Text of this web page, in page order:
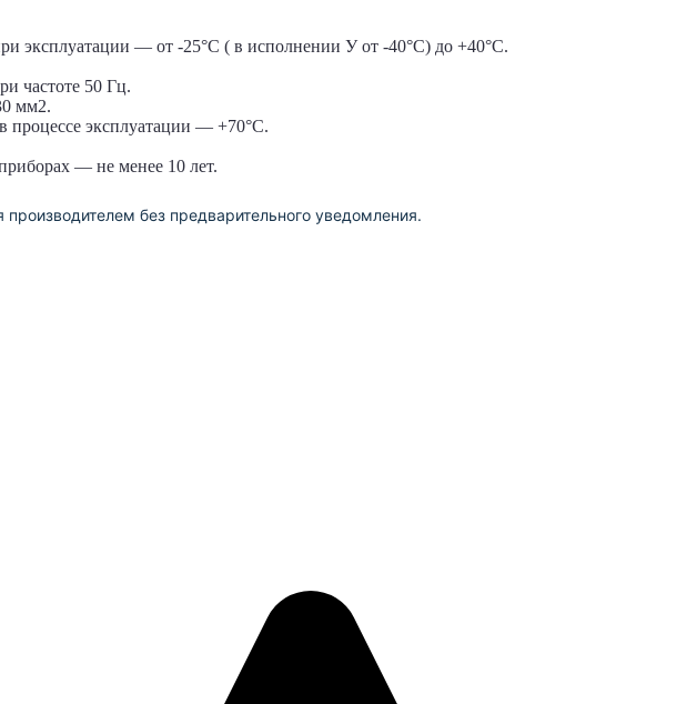
эксплуатации — от -25°С ( в исполнении У от -40°С) до +40°С.
частоте 50 Гц.
мм2.
процессе эксплуатации — +70°С.
— не менее 10 лет.
без предварительного уведомления.